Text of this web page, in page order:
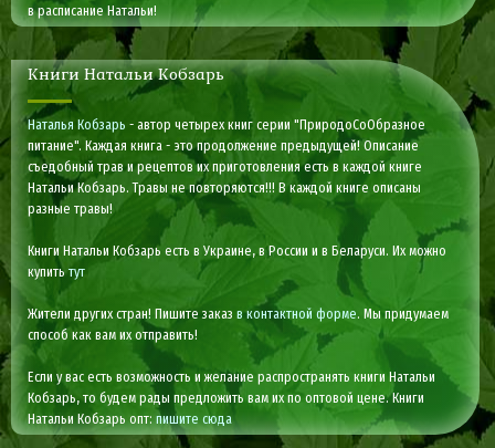
в расписание Натальи!
Книги Натальи Кобзарь
Наталья Кобзарь - автор четырех книг серии "ПриродоСоОбразное
питание". Каждая книга - это продолжение предыдущей! Описание
съедобный трав и рецептов их приготовления есть в каждой книге
Натальи Кобзарь. Травы не повторяются!!! В каждой книге описаны
разные травы!
Книги Натальи Кобзарь есть в Украине, в России и в Беларуси. Их можно
купитьтут
Жители других стран! Пишите заказв контактной форме. Мы придумаем
способ как вам их отправить!
Если у вас есть возможность и желание распространять книги Натальи
Кобзарь, то будем рады предложить вам их по оптовой цене. Книги
Натальи Кобзарь опт:пишите сюда